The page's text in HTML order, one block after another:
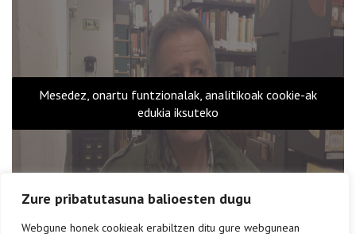
Zure pribatutasuna balioesten dugu
Webgune honek cookieak erabiltzen ditu gure webgunean
Mesedez, onartu funtzionalak, analitikoak cookie-ak
edukia iksuteko